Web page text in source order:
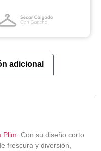
adicional
Con su diseño corto
frescura y diversión,